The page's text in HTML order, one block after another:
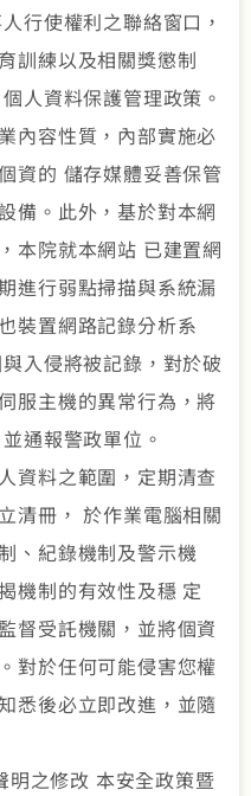
行使權利之聯絡窗口，
訓練以及相關獎懲制
人資料保護管理政策。
內容性質，內部實施必
資的 儲存媒體妥善保管
備。此外，基於對本網
本院就本網站 已建置網
進行弱點掃描與系統漏
裝置網路記錄分析系
入侵將被記錄，對於破
服主機的異常行為，將
通報警政單位。
資料之範圍，定期清查
清冊， 於作業電腦相關
、紀錄機制及警示機
機制的有效性及穩 定
督受託機關，並將個資
對於任何可能侵害您權
悉後必立即改進，並隨
明之修改 本安全政策暨